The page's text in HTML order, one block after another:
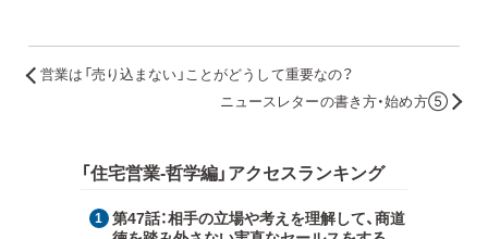
営業は「売り込まない」ことがどうして重要なの？
ニュースレターの書き方・始め方⑤
「住宅営業-哲学編」アクセスランキング
第47話：相手の立場や考えを理解して、商道